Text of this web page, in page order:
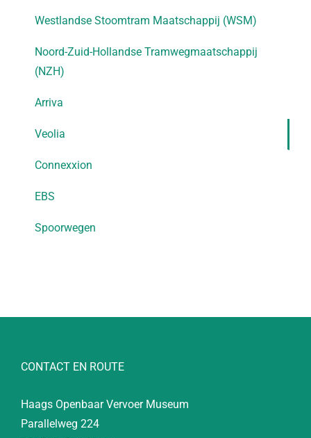
Westlandse Stoomtram Maatschappij (WSM)
Noord-Zuid-Hollandse Tramwegmaatschappij
(NZH)
Arriva
Veolia
Connexxion
EBS
Spoorwegen
CONTACT EN ROUTE
Haags Openbaar Vervoer Museum
Parallelweg 224